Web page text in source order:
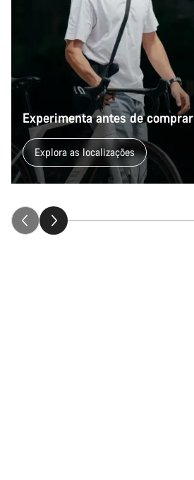
Experimenta antes de comprar
Explora as localizações